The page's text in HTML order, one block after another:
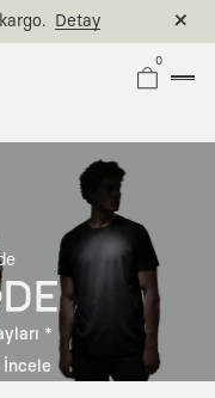
Detay
0
*
İncele